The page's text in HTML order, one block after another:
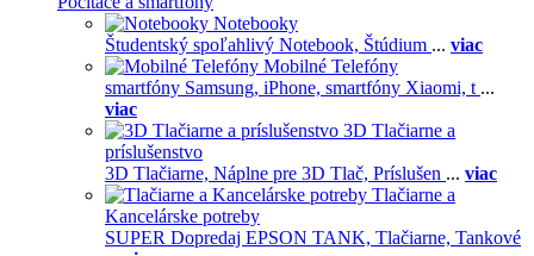
Notebooky
Študentský spoľahlivý Notebook, Štúdium ... viac
Mobilné Telefóny
smartfóny Samsung, iPhone, smartfóny Xiaomi, t ...
viac
3D Tlačiarne a
príslušenstvo
3D Tlačiarne, Náplne pre 3D Tlač, Príslušen ... viac
Tlačiarne a
Kancelárske potreby
SUPER Dopredaj EPSON TANK, Tlačiarne, Tankové